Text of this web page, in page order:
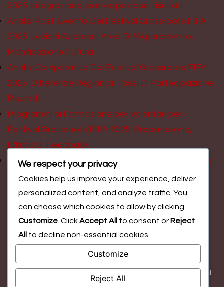
2025: integrazione, partecipazione, risultati
Analisi Post-Evento Dei Festival Grassroots FIFA
2025: Lezioni Apprese, Aree Di Miglioramento,
Pianificazione Futura
Analisi Comparativa Dei Festival Grassroots FIFA
2025: Differenze Regionali, Tassi Di Partecipazione,
Risultati
Programmi di Formazione per Volontari per i
Festival Grassroots FIFA 2025: Preparazione,
Efficacia, Feedback
Coinvolgimento scolastico nei Festival Grassroots
FIFA 2025: Programmi, coinvolgimento degli
studenti, risultati
federclimb.bo.it
. All Rights Reserved.
Powered
We respect your privacy
Cookies help us improve your experience, deliver
personalized content, and analyze traffic. You
can choose which cookies to allow by clicking
Customize . ClickAccept All to consent or Reject
All
to decline non-essential cookies.
Customize
Reject All